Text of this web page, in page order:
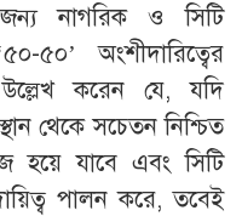
জন্য নাগরিক ও সিটি
৫০’ অংশীদারিত্বের
করেন যে, যদি
থেকে সচেতন নিশ্চিত
হয়ে যাবে এবং সিটি
পালন করে, তবেই